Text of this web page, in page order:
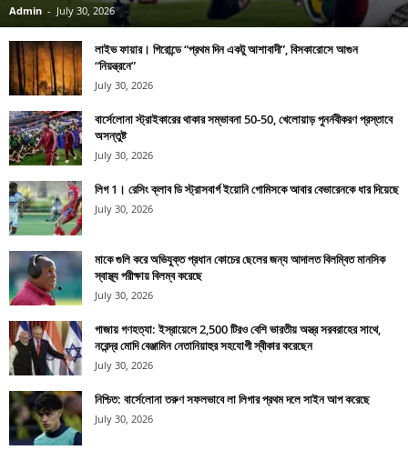
Admin - July 30, 2026
লাইভ ফায়ার। গিরোন্ডে “প্রথম দিন একটু আশাবাদী”, বিসকারোসে আগুন
“নিয়ন্ত্রনে”
July 30, 2026
বার্সেলোনা স্ট্রাইকারের থাকার সম্ভাবনা 50-50, খেলোয়াড় পুনর্নবীকরণ প্রস্তাবে
অসন্তুষ্ট
July 30, 2026
লিগ 1। রেসিং ক্লাব ডি স্ট্রাসবার্গ ইয়োনি গোমিসকে আবার বেভারেনকে ধার দিয়েছে
July 30, 2026
মাকে গুলি করে অভিযুক্ত প্রধান কোচের ছেলের জন্য আদালত বিলম্বিত মানসিক
স্বাস্থ্য পরীক্ষায় বিলম্ব করেছে
July 30, 2026
গাজায় গণহত্যা: ইস্রায়েলে 2,500 টিরও বেশি ভারতীয় অস্ত্র সরবরাহের সাথে,
নরেন্দ্র মোদি বেঞ্জামিন নেতানিয়াহুর সহযোগী স্বীকার করেছেন
July 30, 2026
নিশ্চিত: বার্সেলোনা তরুণ সফলভাবে লা লিগার প্রথম দলে সাইন আপ করেছে
July 30, 2026